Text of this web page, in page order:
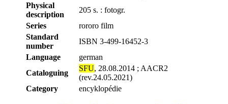
Physical
description
205 s. : fotogr.
Series
rororo film
Standard
number
ISBN 3-499-16452-3
Language
german
Cataloguing
SFU, 28.08.2014 ; AACR2
(rev.24.05.2021)
Category
encyklopédie